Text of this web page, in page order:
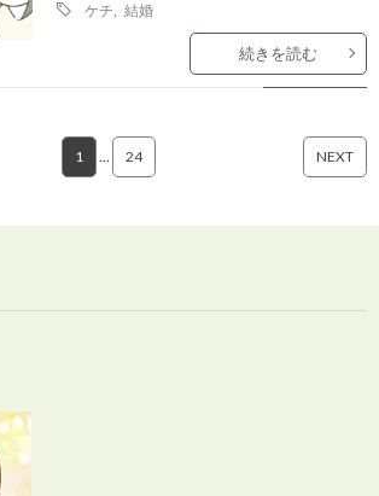
ケチ ,結婚
続きを読む
1 24 NEXT